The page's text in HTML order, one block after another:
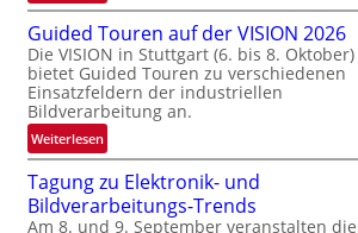
z
t
e
M
g
l
i
c
R
ü
c
k
k
e
h
d
e
Guided Touren auf der VISION 2026
Die VISION in Stuttgart (6. bis 8. Oktober)
bietet Guided Touren zu verschiedenen
Einsatzfeldern der industriellen
Bildverarbeitung an.
Weiterlesen:
G
u
i
d
Tagung zu Elektronik- und
Bildverarbeitungs-Trends
Am 8. und 9. September veranstalten die